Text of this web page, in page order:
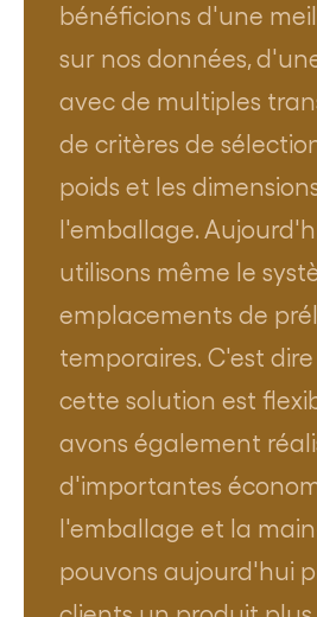
bénéficions d'une
sur nos données,
avec de multiples
de critères de
poids et les
l'emballage.
utilisons même le
emplacements de
temporaires. C'est
cette solution est
avons également
d'importantes
l'emballage et la
pouvons aujourd'hui